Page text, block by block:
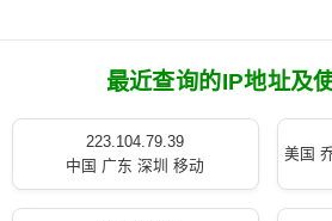
最近查询的IP地址及
223.104.79.39
中国 广东 深圳 移动
美国